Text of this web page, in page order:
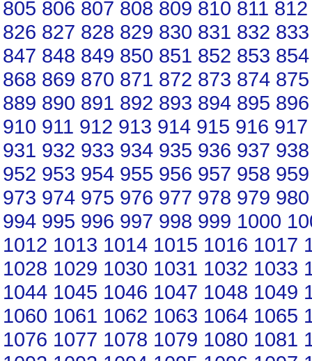
805 806 807 808 809 810 811 812
826 827 828 829 830 831 832 833
847 848 849 850 851 852 853 854
868 869 870 871 872 873 874 875
889 890 891 892 893 894 895 896
910 911 912 913 914 915 916 917
931 932 933 934 935 936 937 938
952 953 954 955 956 957 958 959
973 974 975 976 977 978 979 980
994 995 996 997 998 999 1000
1012 1013 1014 1015 1016 1017
1028 1029 1030 1031 1032 1033
1044 1045 1046 1047 1048 1049
1060 1061 1062 1063 1064 1065
1076 1077 1078 1079 1080 1081